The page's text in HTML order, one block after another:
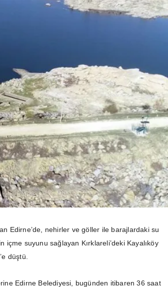
Edirne’de, nehirler ve göller ile barajlardaki su
içme suyunu sağlayan Kırklareli’deki Kayalıköy
düştü.
Edirne Belediyesi, bugünden itibaren 36 saat